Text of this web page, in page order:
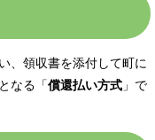
、領収書を添付して町に
なる「償還払い方式 」で